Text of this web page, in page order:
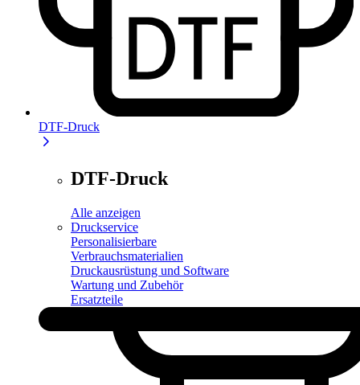
DTF-Druck
DTF-Druck
Alle anzeigen
Druckservice
Personalisierbare
Verbrauchsmaterialien
Druckausrüstung und Software
Wartung und Zubehör
Ersatzteile